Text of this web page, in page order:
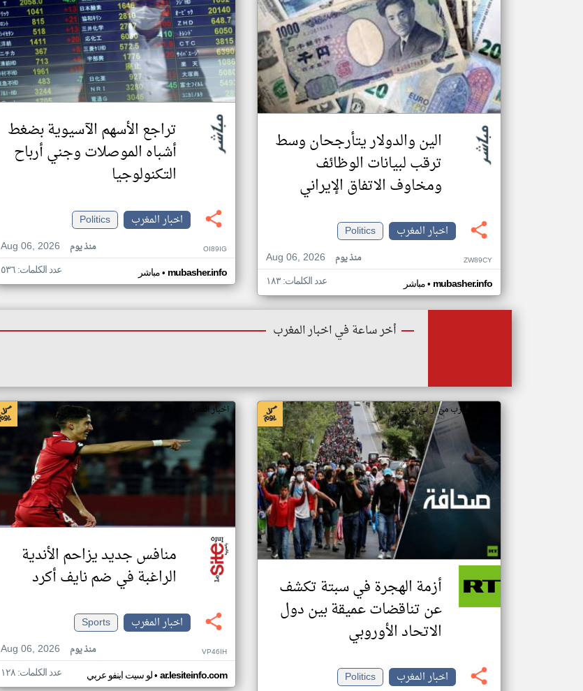
الين والدولار يتأرجحان وسط
ترقب لبيانات الوظائف
ومخاوف الاتفاق الإيراني
اخبار المغرب
Politics
Aug 06, 2026
منذ يوم ZW89CY
مباشر• mubasher.info عدد الكلمات: ١٨٣
تراجع الأسهم الآسيوية بضغط
أشباه الموصلات وجني أرباح
التكنولوجيا
اخبار المغرب
Politics
Aug 06, 2026
منذ يوم OI89IG
مباشر• mubasher.info عدد الكلمات: ٥٣٦
أخر ساعة في اخبار المغرب
اخبار المغرب من ار تي عربي
أزمة الهجرة في سبتة تكشف
عن تناقضات عميقة بين دول
الاتحاد الأوروبي
اخبار المغرب
Politics
اخبار المغرب من لو سيت اينفو عربي
منافس جديد يزاحم الأندية
الراغبة في ضم نايف أكرد
اخبار المغرب
Sports
Aug 06, 2026
منذ يوم VP46IH
لو سيت اينفو عربي• ar.lesiteinfo.com عدد الكلمات: ١٢٨